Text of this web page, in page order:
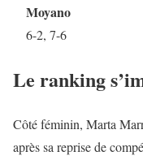
Moyano
6-2, 7-6
Le ranking
Côté féminin, Marta
après sa reprise de